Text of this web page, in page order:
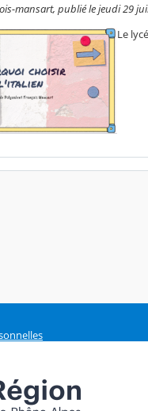
mansart, publié le jeudi 29
Le